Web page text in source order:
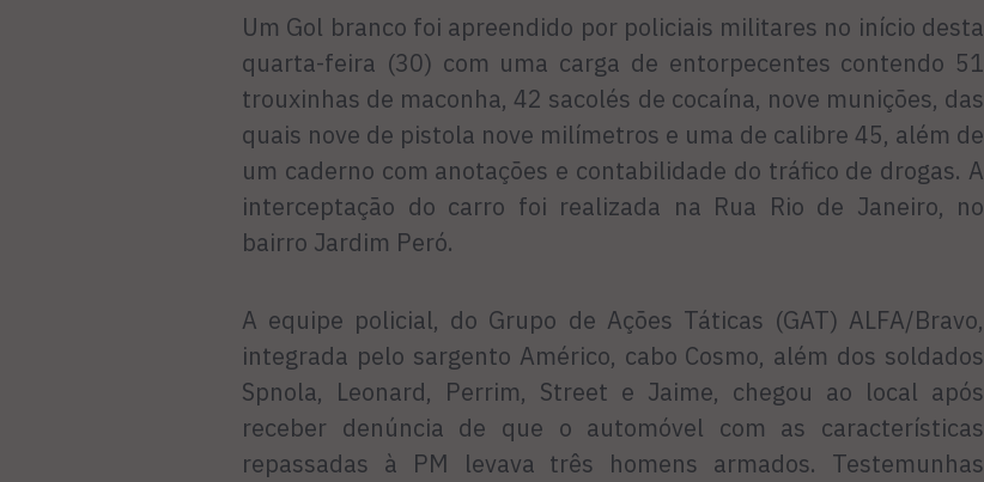
Um Gol branco foi apreendido por policiais militares no início desta
quarta-feira (30) com uma carga de entorpecentes contendo 51
trouxinhas de maconha, 42 sacolés de cocaína, nove munições, das
quais nove de pistola nove milímetros e uma de calibre 45, além de
um caderno com anotações e contabilidade do tráfico de drogas. A
interceptação do carro foi realizada na Rua Rio de Janeiro, no
bairro Jardim Peró.
A equipe policial, do Grupo de Ações Táticas (GAT) ALFA/Bravo,
integrada pelo sargento Américo, cabo Cosmo, além dos soldados
Spnola, Leonard, Perrim, Street e Jaime, chegou ao local após
receber denúncia de que o automóvel com as características
repassadas à PM levava três homens armados. Testemunhas